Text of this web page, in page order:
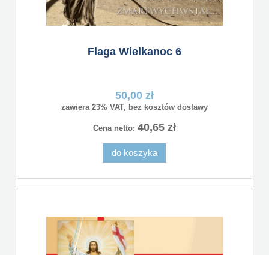
Flaga Wielkanoc 6
50,00 zł
zawiera 23% VAT, bez kosztów dostawy
Cena netto: 40,65 zł
do koszyka